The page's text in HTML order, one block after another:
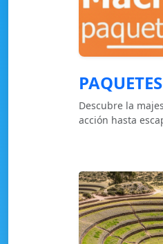
Descubre la
acción hasta